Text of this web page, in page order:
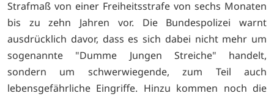
Strafmaß von einer Freiheitsstrafe von sechs Monaten
bis zu zehn Jahren vor. Die Bundespolizei warnt
ausdrücklich davor, dass es sich dabei nicht mehr um
sogenannte "Dumme Jungen Streiche" handelt,
sondern um schwerwiegende, zum Teil auch
lebensgefährliche Eingriffe. Hinzu kommen noch die